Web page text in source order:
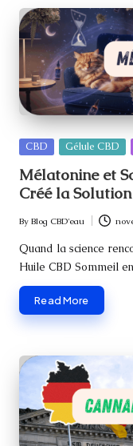
Posted
CBD Gélule CBD
Mélatonine et
Créé la
Posted
by
By Blog CBD'eau
Quand la science
Huile CBD Sommeil
Read More